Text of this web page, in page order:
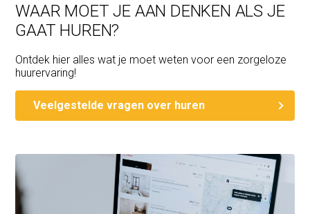
WAAR MOET JE AAN DENKEN ALS JE
GAAT HUREN?
Ontdek hier alles wat je moet weten voor een zorgeloze
huurervaring!
Veelgestelde vragen over huren